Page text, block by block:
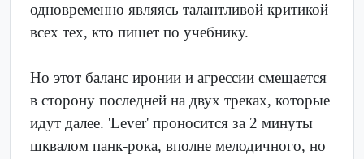
одновременно являясь талантливой критикой
всех тех, кто пишет по учебнику.
Но этот баланс иронии и агрессии смещается
в сторону последней на двух треках, которые
идут далее. 'Lever' проносится за 2 минуты
шквалом панк-рока, вполне мелодичного, но